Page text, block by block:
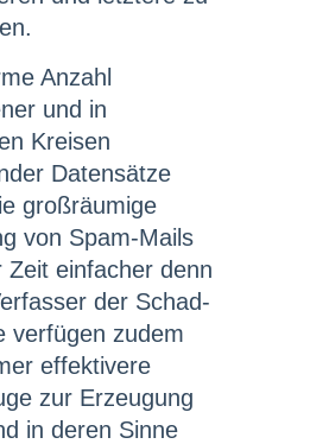
Anzahl
und in
Kreisen
Datensätze
großräumige
von Spam-Mails
Zeit einfacher denn
der Schad-
verfügen zudem
effektivere
zur Erzeugung
in deren Sinne